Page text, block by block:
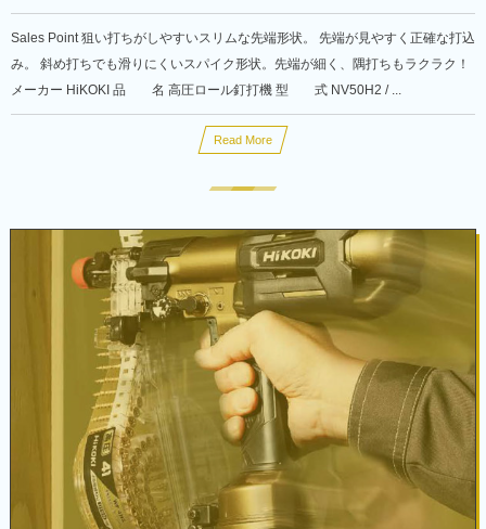
Sales Point 狙い打ちがしやすいスリムな先端形状。 先端が見やすく正確な打込
み。 斜め打ちでも滑りにくいスパイク形状。先端が細く、隅打ちもラクラク！
メーカー HiKOKI 品 名 高圧ロール釘打機 型 式 NV50H2 / ...
Read More